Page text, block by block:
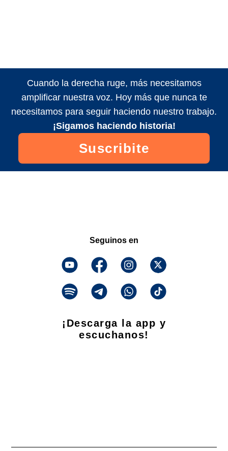
Cuando la derecha ruge, más necesitamos
amplificar nuestra voz. Hoy más que nunca te
necesitamos para seguir haciendo nuestro trabajo.
¡Sigamos haciendo historia!
Suscribite
Seguinos en
¡Descarga la app y
escuchanos!